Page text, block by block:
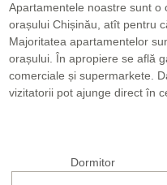
Apartamentele noastre sunt o
orașului Chișinău, atît pentru
Majoritatea apartamentelor
orașului. În apropiere se află
comerciale și supermarkete.
vizitatorii pot ajunge direct în
Dormitor